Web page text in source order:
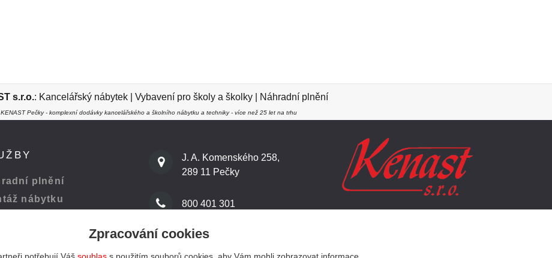
s.r.o.: Kancelářský nábytek Vybavení pro školy a školky Náhradní plnění
KENAST Pečky - komplexní dodávky kancelářského a školního nábytku a techniky - více než 25 let na trhu
plnění
nábytku
J. A. Komenského 258,
289 11 Pečky
800 401 301
Zpracování cookies